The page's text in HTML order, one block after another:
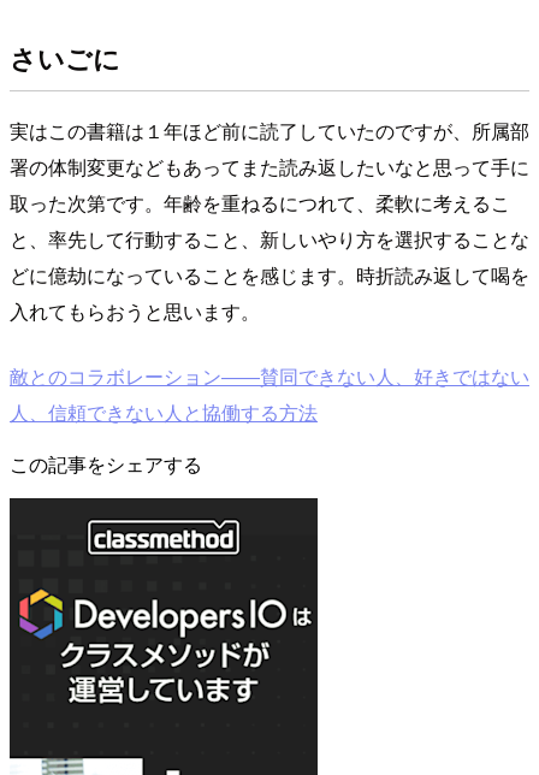
さいごに
実はこの書籍は１年ほど前に読了していたのですが、所属部
署の体制変更などもあってまた読み返したいなと思って手に
取った次第です。年齢を重ねるにつれて、柔軟に考えるこ
と、率先して行動すること、新しいやり方を選択することな
どに億劫になっていることを感じます。時折読み返して喝を
入れてもらおうと思います。
敵とのコラボレーション――賛同できない人、好きではない
人、信頼できない人と協働する方法
この記事をシェアする